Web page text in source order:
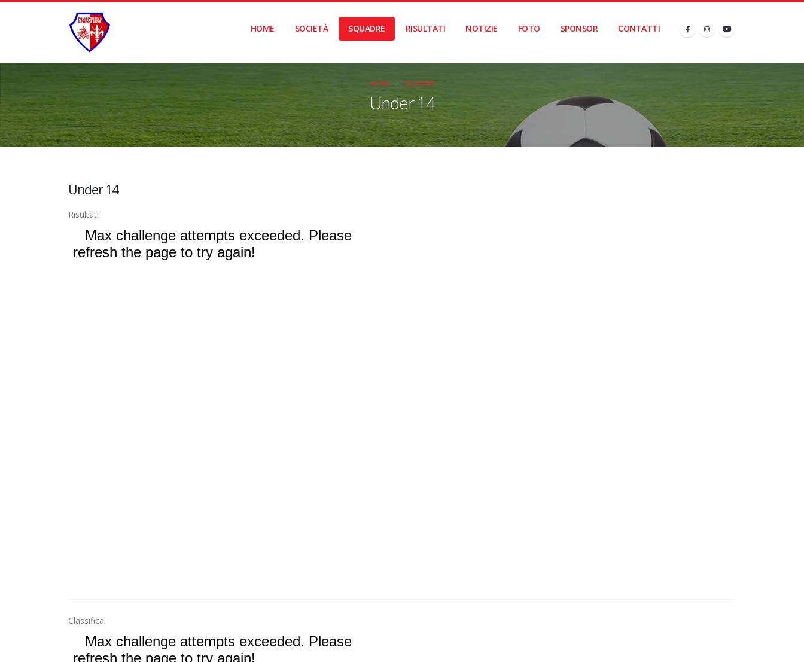
HOME SOCIETÀ SQUADRE RISULTATI NOTIZIE FOTO SPONSOR CONTATTI
Under 14
HOME SQUADRE
Under 14
Risultati
Classifica